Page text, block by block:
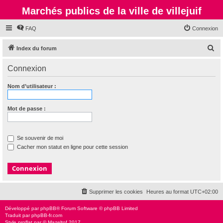
Marchés publics de la ville de villejuif
FAQ Connexion
Index du forum
Connexion
Nom d’utilisateur :
Mot de passe :
Se souvenir de moi
Cacher mon statut en ligne pour cette session
Heures au format UTC+02:00
Supprimer les cookies
Développé parphpBB® Forum Software © phpBB Limited
Traduit parphpBB-fr.com